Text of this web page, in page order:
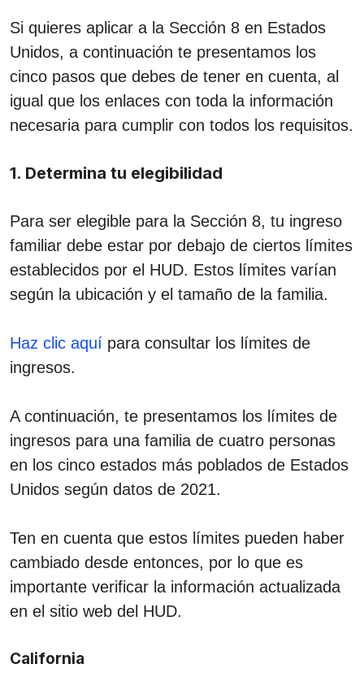
Si quieres aplicar a la Sección 8 en Estados
Unidos, a continuación te presentamos los
cinco pasos que debes de tener en cuenta, al
igual que los enlaces con toda la información
necesaria para cumplir con todos los requisitos.
1. Determina tu elegibilidad
Para ser elegible para la Sección 8, tu ingreso
familiar debe estar por debajo de ciertos límites
establecidos por el HUD. Estos límites varían
según la ubicación y el tamaño de la familia.
Haz clic aquí para consultar los límites de
ingresos.
A continuación, te presentamos los límites de
ingresos para una familia de cuatro personas
en los cinco estados más poblados de Estados
Unidos según datos de 2021.
Ten en cuenta que estos límites pueden haber
cambiado desde entonces, por lo que es
importante verificar la información actualizada
en el sitio web del HUD.
California